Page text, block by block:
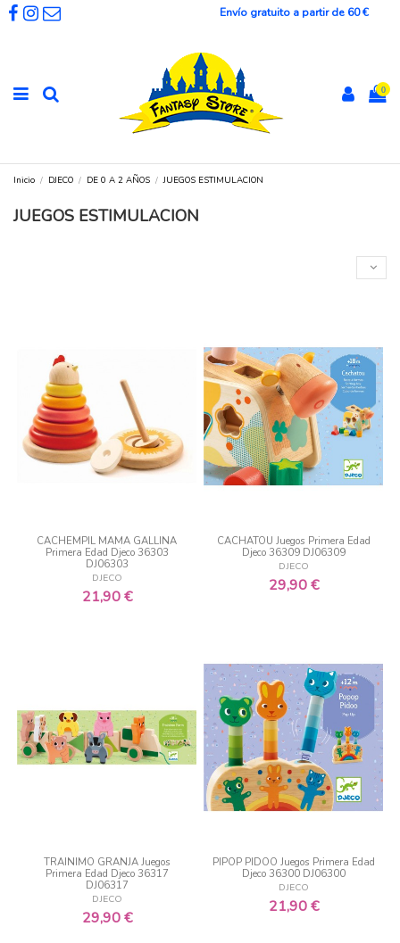
Envío gratuito a partir de 60 €
0
Inicio DJECO DE 0 A 2 AÑOS JUEGOS ESTIMULACION
JUEGOS ESTIMULACION
CACHEMPIL MAMA GALLINA
Primera Edad Djeco 36303
DJ06303
DJECO
21,90 €
CACHATOU Juegos Primera Edad
Djeco 36309 DJ06309
DJECO
29,90 €
TRAINIMO GRANJA Juegos
Primera Edad Djeco 36317
DJ06317
DJECO
29,90 €
PIPOP PIDOO Juegos Primera Edad
Djeco 36300 DJ06300
DJECO
21,90 €